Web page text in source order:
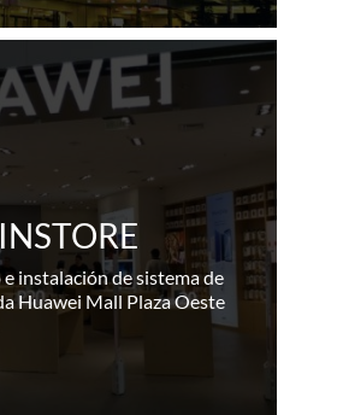
instalación de sistema de
Huawei Mall Plaza Oeste